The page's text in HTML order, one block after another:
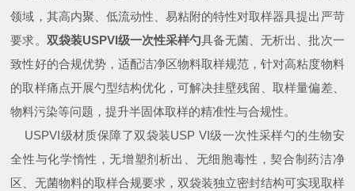
领域，其高内聚、低流动性、易粘附的特性对取样器具提出严苛
要求。 双袋装USPVI级一次性采样勺具备无菌、无析出、批次一
致性好的合规优势，适配洁净区物料取样规范，针对高粘度物料
的取样痛点开展勺型结构优化，可解决挂壁残留、取样量偏差、
物料污染等问题，提升半固体取样的精准性与合规性。
USPVI级材质保障了双袋装USP VI级一次性采样勺的生物安
全性与化学惰性，无增塑剂析出、无细胞毒性，契合制药洁净
区、无菌物料的取样合规要求，双袋装独立密封结构可实现取样